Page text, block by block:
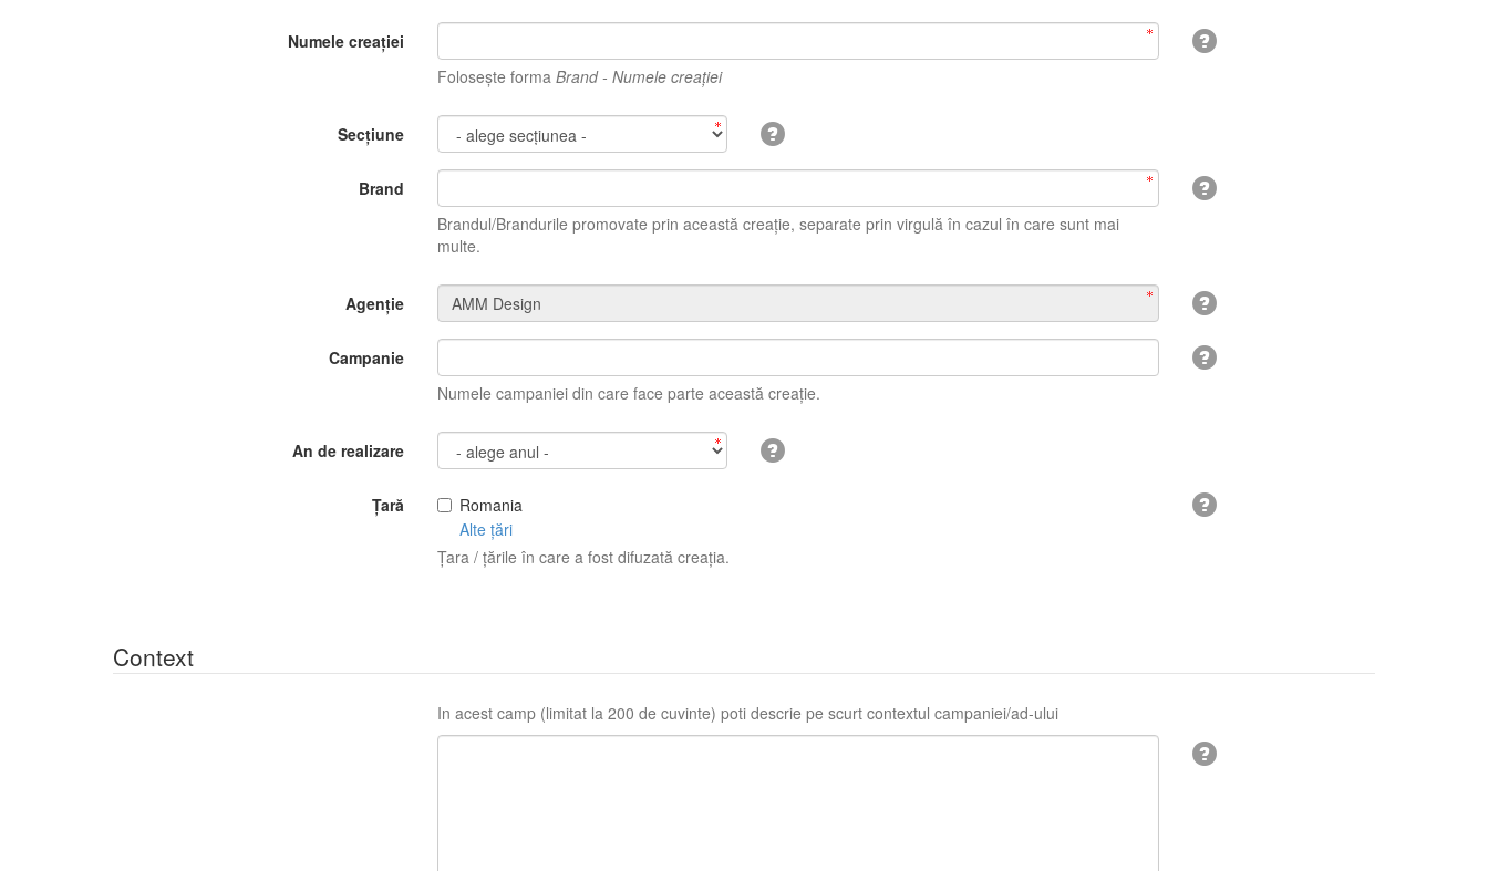
Numele creației
Folosește forma Brand - Numele creației
Secțiune
Brand
Brandul/Brandurile promovate prin această creație, separate prin virgulă în cazul în care sunt mai
multe.
Agenție
Campanie
Numele campaniei din care face parte această creație.
An de realizare
Țară
Romania
Alte țări
Țara / țările în care a fost difuzată creația.
Context
In acest camp (limitat la 200 de cuvinte) poti descrie pe scurt contextul campaniei/ad-ului